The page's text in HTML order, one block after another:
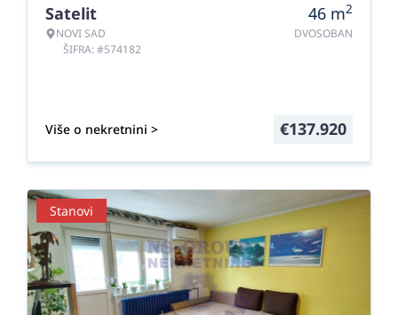
Satelit
NOVI SAD
ŠIFRA: #574182
46 m2
DVOSOBAN
Više o nekretnini > €137.920
Stanovi